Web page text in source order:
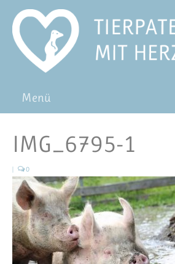
Menü
Pat*in werden
Patenschaft verschenken
Blog
FAQ
IMG_6795-1
| 0